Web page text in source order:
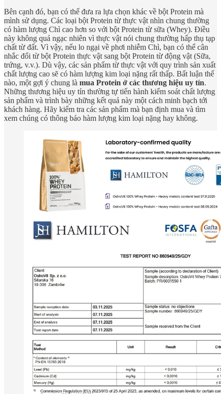
Bên cạnh đó, bạn có thể đưa ra lựa chọn khác về bột Protein mà
mình sử dụng. Các loại bột Protein từ thực vật nhìn chung thường
có hàm lượng Chì cao hơn so với bột Protein từ sữa (Whey). Điều
này không quá ngạc nhiên vì thực vật nói chung thường hấp thụ tạp
chất từ đất. Vì vậy, nếu lo ngại về phơi nhiễm Chì, bạn có thể cân
nhắc đổi từ bột Protein thực vật sang bột Protein từ động vật (Sữa,
trứng, v.v.). Dù vậy, các sản phẩm từ thực vật với quy trình sản xuất
chất lượng cao sẽ có hàm lượng kim loại nặng rất thấp. Bất luận thế
nào, một gợi ý chung là mua Protein ở các thương hiệu uy tín.
Những thương hiệu uy tín thường tự tiến hành kiểm soát chất lượng
sản phẩm và trình bày những kết quả này một cách minh bạch tới
khách hàng. Hãy kiểm tra các sản phẩm mà bạn định mua và tìm
xem chúng có thông báo hàm lượng kim loại nặng hay không.